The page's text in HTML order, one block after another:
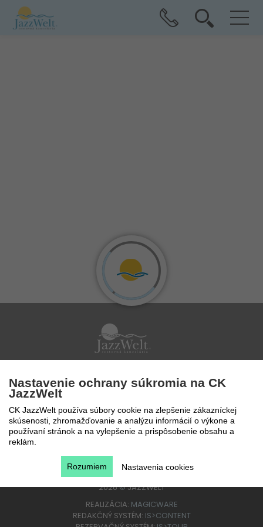
Po - Pi 9 - 17 hod
0850 777 888
2026©JAZZWELT
REALIZÁCIA: MAGICWARE
REDAKČNÝ SYSTÉM: IS>CONTENT
Nastavenie ochrany súkromia na CK
JazzWelt
CK JazzWelt používa súbory cookie na zlepšenie zákazníckej
skúsenosti, zhromažďovanie a analýzu informácií o výkone a
používaní stránok a na vylepšenie a prispôsobenie obsahu a
reklám.
Nastavenia cookies
Rozumiem